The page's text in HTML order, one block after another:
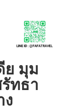
ย มุม
ทธา
ง